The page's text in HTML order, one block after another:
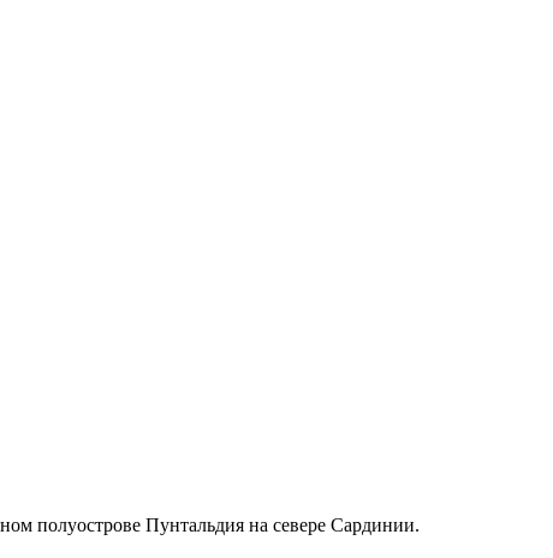
полуострове Пунтальдия на севере Сардинии.